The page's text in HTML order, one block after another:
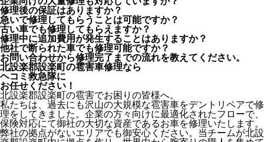
修理後の保証はありますか？
急いで修理してもらうことは可能ですか？
古い車でも修理してもらえますか？
修理中に追加費用が発生することはありますか？
他社で断られた車でも修理可能ですか？
お問い合わせから修理完了までの流れを教えてください。
北設楽郡設楽町の雹害車修理なら
ヘコミ救急隊に
お任せください！
北設楽郡設楽町の雹害でお困りの皆様へ。
私たちは、過去にも沢山の大規模な雹害車をデントリペアで修
理をしてきました。企業の方々向けに最適化されたフローで、
保険対応にて御社の大切な資産であるお車を修理いたします。
弊社の拠点がないエリアでも御安心ください。当チームが北設